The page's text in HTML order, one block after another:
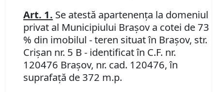
Art. 1. Se atestă apartenenţa la domeniul
privat al Municipiului Braşov a cotei de 73
% din imobilul - teren situat în Braşov, str.
Crişan nr. 5 B - identificat în C.F. nr.
120476 Braşov, nr. cad. 120476, în
suprafaţă de 372 m.p.